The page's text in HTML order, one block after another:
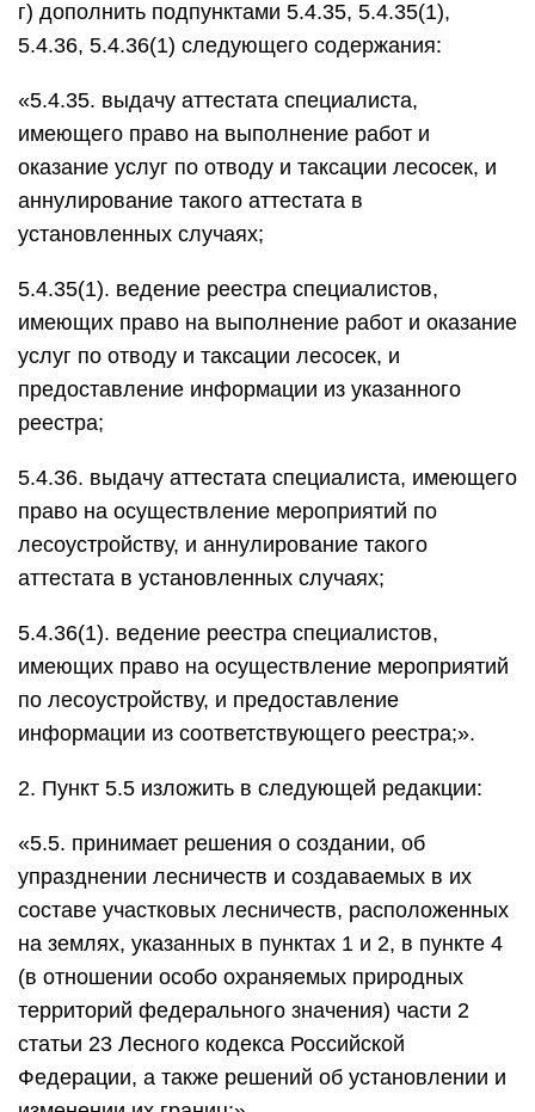
г) дополнить подпунктами 5.4.35, 5.4.35(1),
5.4.36, 5.4.36(1) следующего содержания:
«5.4.35. выдачу аттестата специалиста,
имеющего право на выполнение работ и
оказание услуг по отводу и таксации лесосек, и
аннулирование такого аттестата в
установленных случаях;
5.4.35(1). ведение реестра специалистов,
имеющих право на выполнение работ и оказание
услуг по отводу и таксации лесосек, и
предоставление информации из указанного
реестра;
5.4.36. выдачу аттестата специалиста, имеющего
право на осуществление мероприятий по
лесоустройству, и аннулирование такого
аттестата в установленных случаях;
5.4.36(1). ведение реестра специалистов,
имеющих право на осуществление мероприятий
по лесоустройству, и предоставление
информации из соответствующего реестра;».
2. Пункт 5.5 изложить в следующей редакции:
«5.5. принимает решения о создании, об
упразднении лесничеств и создаваемых в их
составе участковых лесничеств, расположенных
на землях, указанных в пунктах 1 и 2, в пункте 4
(в отношении особо охраняемых природных
территорий федерального значения) части 2
статьи 23 Лесного кодекса Российской
Федерации, а также решений об установлении и